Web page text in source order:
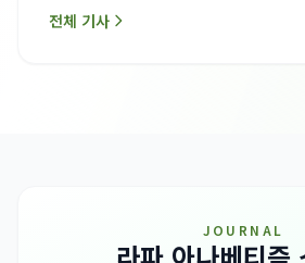
을 시사한다. 전문가들은 이에 대한 인식
전체 기사
JOURNAL